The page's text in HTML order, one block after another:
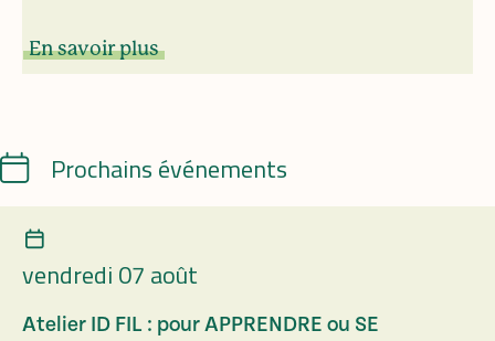
En savoir plus
CalendrierProchains événements
vendredi 07 août
Atelier ID FIL : pour APPRENDRE ou SE